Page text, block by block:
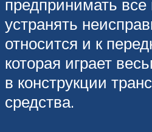
предпринимать
устранять
относится и к
которая играет
в конструкции
средства.